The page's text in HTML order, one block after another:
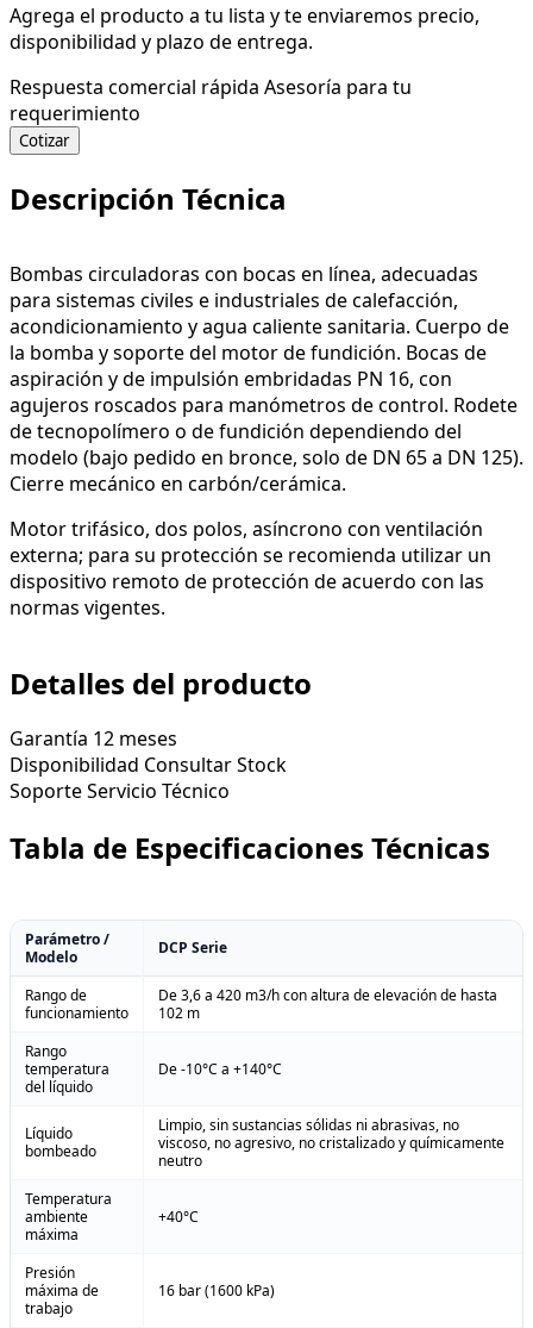
Agrega el producto a tu lista y te enviaremos precio,
disponibilidad y plazo de entrega.
Respuesta comercial rápida Asesoría para tu
requerimiento
Cotizar
Descripción Técnica
Bombas circuladoras con bocas en línea, adecuadas
para sistemas civiles e industriales de calefacción,
acondicionamiento y agua caliente sanitaria. Cuerpo de
la bomba y soporte del motor de fundición. Bocas de
aspiración y de impulsión embridadas PN 16, con
agujeros roscados para manómetros de control. Rodete
de tecnopolímero o de fundición dependiendo del
modelo (bajo pedido en bronce, solo de DN 65 a DN 125).
Cierre mecánico en carbón/cerámica.
Motor trifásico, dos polos, asíncrono con ventilación
externa; para su protección se recomienda utilizar un
dispositivo remoto de protección de acuerdo con las
normas vigentes.
Detalles del producto
Garantía 12 meses
Disponibilidad Consultar Stock
SoporteServicio Técnico
Tabla de Especificaciones Técnicas
Parámetro /
Modelo
DCP Serie
Rango de
funcionamiento
De 3,6 a 420 m3/h con altura de elevación de hasta
102 m
Rango
temperatura
del líquido
De -10°C a +140°C
Líquido
bombeado
Limpio, sin sustancias sólidas ni abrasivas, no
viscoso, no agresivo, no cristalizado y químicamente
neutro
Temperatura
ambiente
máxima
+40°C
Presión
máxima de
trabajo
16 bar (1600 kPa)